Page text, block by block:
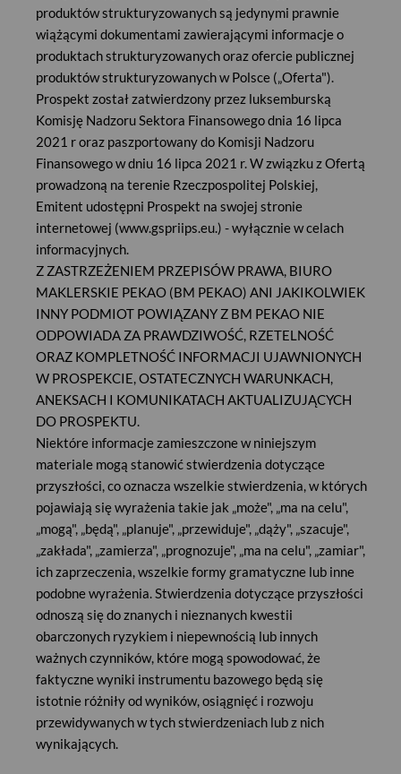
produktów strukturyzowanych są jedynymi prawnie
wiążącymi dokumentami zawierającymi informacje o
produktach strukturyzowanych oraz ofercie publicznej
produktów strukturyzowanych w Polsce („Oferta").
Prospekt został zatwierdzony przez luksemburską
Komisję Nadzoru Sektora Finansowego dnia 16 lipca
2021 r oraz paszportowany do Komisji Nadzoru
Finansowego w dniu 16 lipca 2021 r. W związku z Ofertą
prowadzoną na terenie Rzeczpospolitej Polskiej,
Emitent udostępni Prospekt na swojej stronie
internetowej (www.gspriips.eu.) - wyłącznie w celach
informacyjnych.
Z ZASTRZEŻENIEM PRZEPISÓW PRAWA, BIURO
MAKLERSKIE PEKAO (BM PEKAO) ANI JAKIKOLWIEK
INNY PODMIOT POWIĄZANY Z BM PEKAO NIE
ODPOWIADA ZA PRAWDZIWOŚĆ, RZETELNOŚĆ
ORAZ KOMPLETNOŚĆ INFORMACJI UJAWNIONYCH
W PROSPEKCIE, OSTATECZNYCH WARUNKACH,
ANEKSACH I KOMUNIKATACH AKTUALIZUJĄCYCH
DO PROSPEKTU.
Niektóre informacje zamieszczone w niniejszym
materiale mogą stanowić stwierdzenia dotyczące
przyszłości, co oznacza wszelkie stwierdzenia, w których
pojawiają się wyrażenia takie jak „może", „ma na celu",
„mogą", „będą", „planuje", „przewiduje", „dąży", „szacuje",
„zakłada", „zamierza", „prognozuje", „ma na celu", „zamiar",
ich zaprzeczenia, wszelkie formy gramatyczne lub inne
podobne wyrażenia. Stwierdzenia dotyczące przyszłości
odnoszą się do znanych i nieznanych kwestii
obarczonych ryzykiem i niepewnością lub innych
ważnych czynników, które mogą spowodować, że
faktyczne wyniki instrumentu bazowego będą się
istotnie różniły od wyników, osiągnięć i rozwoju
przewidywanych w tych stwierdzeniach lub z nich
wynikających.
pod warunkiem posiadania aktywnego dostępu do usług z
wykorzystaniem kanałów zdalnych.
Zapisy na Produkty Strukturyzowane stanowiące ofertę
nabycia Produktów Strukturyzowanych składaną Dealerowi
przyjmowane są za pośrednictwem Biura Maklerskiego Pekao
(BM Pekao) Klient zamierzający złożyć zapis musi posiadać
rachunek inwestycyjny w BM Pekao. Czynności związane z
dokonywaniem Zapisów na Produkty Strukturyzowane mogą
być wykonywane osobiście lub przez pełnomocnika. Okres
przyjmowania zapisów na Produkty Strukturyzowane może
zostać skrócony przez Dealera bez podania przyczyny. Dealer
zastrzega sobie prawo do zamknięcia okresu ważności oferty
(okres przyjmowania zapisów) przed wyznaczonym terminem
jej wygaśnięcia z dowolnej przyczyny. Dealer zastrzega sobie
prawo do wycofania oferty oraz unieważnienia emisji
Produktów Strukturyzowanych z dowolnej przyczyny w
dowolnym terminie w dacie emisji (Dzień Emisji) lub wcześniej.
mniej niż 10 i nie więcej niż 100 000 Produktów
Strukturyzowanych. Inwestor ma prawo dokonania więcej niż
jednego zapisu na Produkty Strukturyzowane, przy czym każdy
zapis na Produkty Strukturyzowane musi spełniać kryterium
minimalnej liczby Produktów Strukturyzowanych objętych
zapisem. Łączna kwota wpłaty na Produkty Strukturyzowane
obejmuje wpłatę o wartości równej iloczynowi liczby Produktów
Strukturyzowanych objętych zapisem oraz Kwoty
Obliczeniowej Produktu Strukturyzowanego powiększonej o
opłatę manipulacyjną (do 1% wartości złożonego zapisu (0,5%
w przypadku zapisu składanego internetowo)). BM Pekao
otrzyma od Goldman Sachs Bank Europe SE jednorazową
opłatę dystrybucyjną w wysokości do 20,00 PLN za każdy
Produkt Strukturyzowany sprzedany za pośrednictwem BM
Pekao. Opłata ta jest już uwzględniona w Kwocie
Obliczeniowej.
SZCZEGÓŁOWE INFORMACJE O OFERCIE